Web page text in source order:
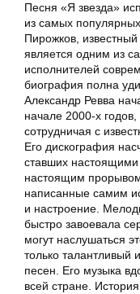
Песня «Я звезда»
из самых
Пирожков,
является одним из
исполнителей
биография полна
Александр Ревва
начале 2000-х
сотрудничая с
Его дискография
ставших
настоящим
написанные самим
и настроение.
быстро завоевала
могут наслушаться
только талантливый
песен. Его музыка
всей стране.